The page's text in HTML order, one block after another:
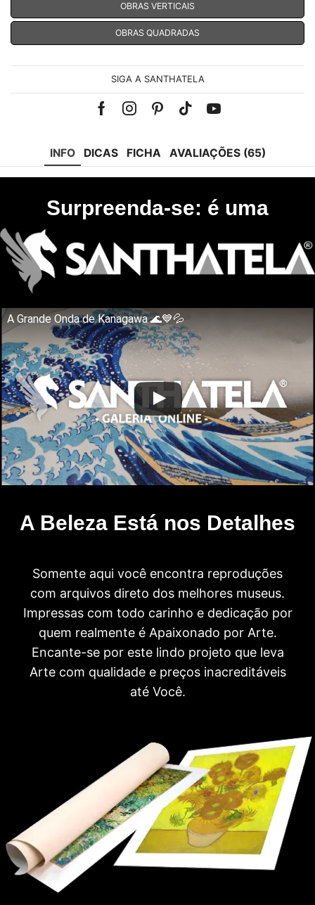
OBRAS VERTICAIS
OBRAS QUADRADAS
SIGA A SANTHATELA
Facebook
Instagram
Pinterest
Tik-Youtube
INFO DICAS FICHA AVALIAÇÕES (65)
Surpreenda-se: é uma
A Grande Onda de Kanagawa 🌊💙💦
A Beleza Está nos Detalhes
Somente aqui você encontra reproduções
com arquivos direto dos melhores museus.
Impressas com todo carinho e dedicação por
quem realmente é Apaixonado por Arte.
Encante-se por este lindo projeto que leva
Arte com qualidade e preços inacreditáveis
até Você.